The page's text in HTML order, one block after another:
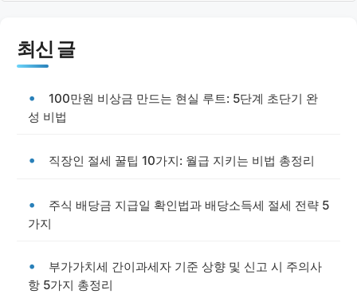
최신 글
100만원 비상금 만드는 현실 루트: 5단계 초단기 완
성 비법
직장인 절세 꿀팁 10가지: 월급 지키는 비법 총정리
주식 배당금 지급일 확인법과 배당소득세 절세 전략 5
가지
부가가치세 간이과세자 기준 상향 및 신고 시 주의사
항 5가지 총정리